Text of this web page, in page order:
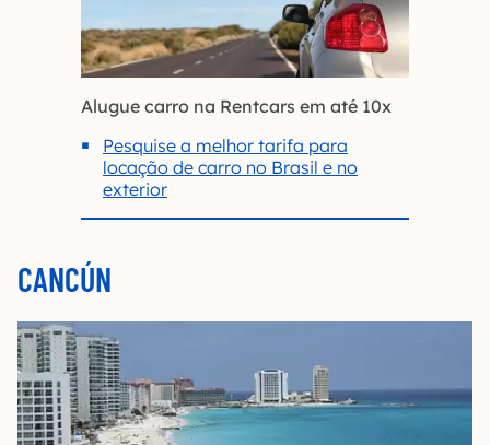
Alugue carro na Rentcars em até 10x
Pesquise a melhor tarifa para
locação de carro no Brasil e no
exterior
CANCÚN